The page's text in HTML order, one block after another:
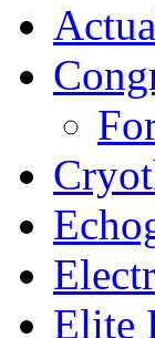
Elite